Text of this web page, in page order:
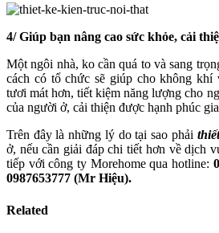
4/ Giúp bạn nâng cao sức khỏe, cải
Một ngôi nhà, ko cần quá to và sang
cách có tổ chức sẽ giúp cho không khí
tươi mát hơn, tiết kiệm năng lượng cho
của người ở, cải thiện được hạnh phúc
Trên đây là những lý do tại sao phải
ở, nếu cần giải đáp chi tiết hơn về dịch
tiếp với công ty Morehome qua hotline:
0987653777 (Mr Hiệu).
Related